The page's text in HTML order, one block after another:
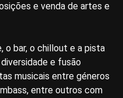
e venda de artes e
o bar, o chillout e a pista
e fusão
musicais entre géneros
entre outros com